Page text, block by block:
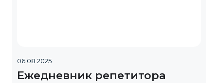
06.08.2025
Ежедневник репетитора